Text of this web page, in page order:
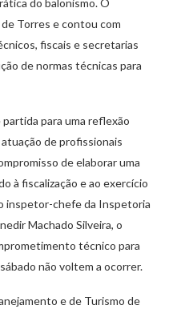
do balonismo. O
Torres e contou com
fiscais e secretarias
de normas técnicas para
para uma reflexão
de profissionais
de elaborar uma
à fiscalização e ao exercício
inspetor-chefe da Inspetoria
Machado Silveira, o
técnico para
não voltem a ocorrer.
e de Turismo de